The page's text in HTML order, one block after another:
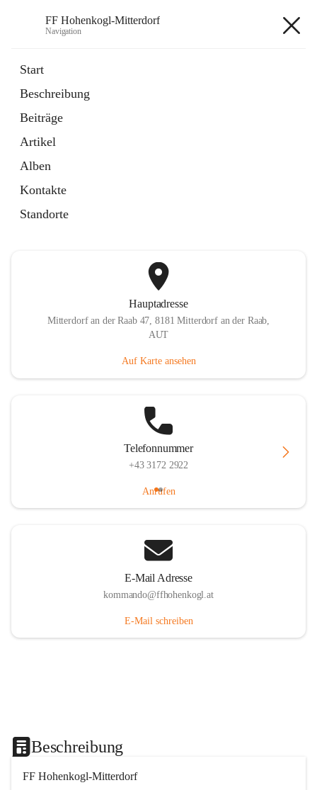
FF Hohenkogl-Mitterdorf
Navigation
Start
Beschreibung
Beiträge
Artikel
Alben
Kontakte
Standorte
Artikel
in
Tab
LLZ Einsatzübersicht
öffnet
in
neuem
Tab
Hauptadresse
Mitterdorf an der Raab 47, 8181 Mitterdorf an der Raab,
AUT
Auf Karte ansehen
Telefonnummer
+43 3172 2922
Anrufen
E-Mail Adresse
kommando@ffhohenkogl.at
E-Mail schreiben
Beschreibung
FF Hohenkogl-Mitterdorf